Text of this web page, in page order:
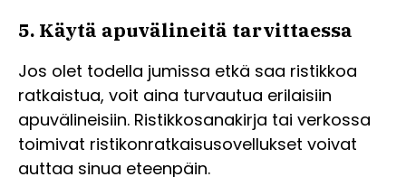
5. Käytä apuvälineitä tarvittaessa
Jos olet todella jumissa etkä saa ristikkoa
ratkaistua, voit aina turvautua erilaisiin
apuvälineisiin. Ristikkosanakirja tai verkossa
toimivat ristikonratkaisusovellukset voivat
auttaa sinua eteenpäin.